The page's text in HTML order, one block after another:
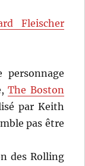
Fleischer
The Boston
par Keith
pas être
des Rolling